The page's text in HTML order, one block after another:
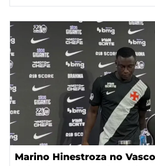
Marino Hinestroza no